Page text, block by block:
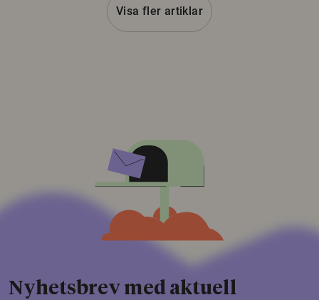
Visa fler artiklar
Nyhetsbrev med aktuell